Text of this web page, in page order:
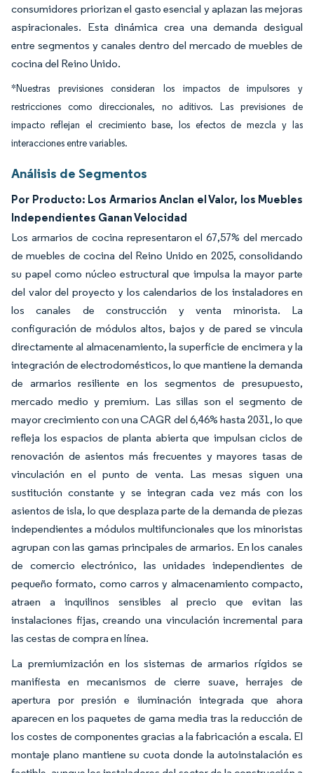
consumidores priorizan el gasto esencial y aplazan las mejoras
aspiracionales. Esta dinámica crea una demanda desigual
entre segmentos y canales dentro del mercado de muebles de
cocina del Reino Unido.
*Nuestras previsiones consideran los impactos de impulsores y
restricciones como direccionales, no aditivos. Las previsiones de
impacto reflejan el crecimiento base, los efectos de mezcla y las
interacciones entre variables.
Análisis de Segmentos
Por Producto: Los Armarios Anclan el Valor, los Muebles
Independientes Ganan Velocidad
Los armarios de cocina representaron el 67,57% del mercado
de muebles de cocina del Reino Unido en 2025, consolidando
su papel como núcleo estructural que impulsa la mayor parte
del valor del proyecto y los calendarios de los instaladores en
los canales de construcción y venta minorista. La
configuración de módulos altos, bajos y de pared se vincula
directamente al almacenamiento, la superficie de encimera y la
integración de electrodomésticos, lo que mantiene la demanda
de armarios resiliente en los segmentos de presupuesto,
mercado medio y premium. Las sillas son el segmento de
mayor crecimiento con una CAGR del 6,46% hasta 2031, lo que
refleja los espacios de planta abierta que impulsan ciclos de
renovación de asientos más frecuentes y mayores tasas de
vinculación en el punto de venta. Las mesas siguen una
sustitución constante y se integran cada vez más con los
asientos de isla, lo que desplaza parte de la demanda de piezas
independientes a módulos multifuncionales que los minoristas
agrupan con las gamas principales de armarios. En los canales
de comercio electrónico, las unidades independientes de
pequeño formato, como carros y almacenamiento compacto,
atraen a inquilinos sensibles al precio que evitan las
instalaciones fijas, creando una vinculación incremental para
las cestas de compra en línea.
La premiumización en los sistemas de armarios rígidos se
manifiesta en mecanismos de cierre suave, herrajes de
apertura por presión e iluminación integrada que ahora
aparecen en los paquetes de gama media tras la reducción de
los costes de componentes gracias a la fabricación a escala. El
montaje plano mantiene su cuota donde la autoinstalación es